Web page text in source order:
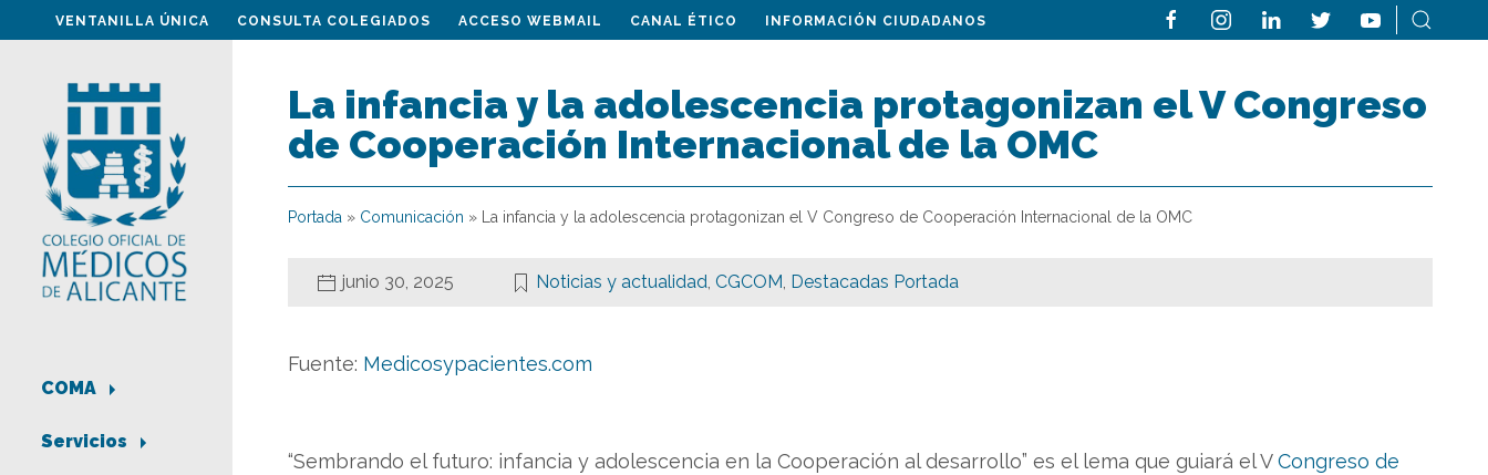
VENTANILLA ÚNICA CONSULTA COLEGIADOS ACCESO WEBMAIL CANAL ÉTICO INFORMACIÓN CIUDADANOS
COMA
Servicios
La infancia y la adolescencia protagonizan el V Congreso
de Cooperación Internacional de la OMC
Portada » Comunicación » La infancia y la adolescencia protagonizan el V Congreso de Cooperación Internacional de la OMC
junio 30, 2025 Noticias y actualidad, CGCOM, Destacadas Portada
Fuente: Medicosypacientes.com
“Sembrando el futuro: infancia y adolescencia en la Cooperación al desarrollo” es el lema que guiará el VCongreso de